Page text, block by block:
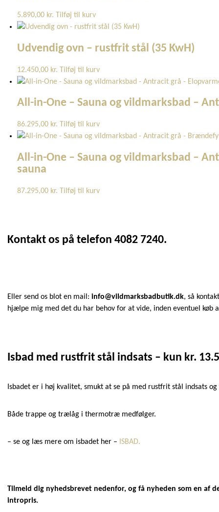
5.890,00 kr. Tilføj til kurv
Udvendig ovn – rustfrit stål (35 KwH)
12.450,00 kr. Tilføj til kurv
All-in-One – Sauna og vildmarksbad –
86.295,00 kr. Tilføj til kurv
All-in-One – Sauna og vildmarksbad –
sauna
87.295,00 kr. Tilføj til kurv
Kontakt os på telefon 4082 7240.
Eller send os blot en mail: info@vildmarksbadbutik.dk, så
hjælpe mig med det du har behov for at vide, inden eventuel køb
Isbad med rustfrit stål indsats – kun kr.
Isbadet er i høj kvalitet, smukt at se på med rustfrit stål indsats
Både trappe og trælåg i thermotræ medfølger.
– se og læs mere om isbadet her – ISBAD.
Tilmeld dig nyhedsbrevet nedenfor, og få nyheden som en af
intropris.